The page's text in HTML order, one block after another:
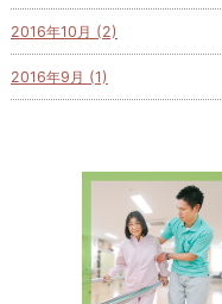
2016年10月 (2)
2016年9月 (1)